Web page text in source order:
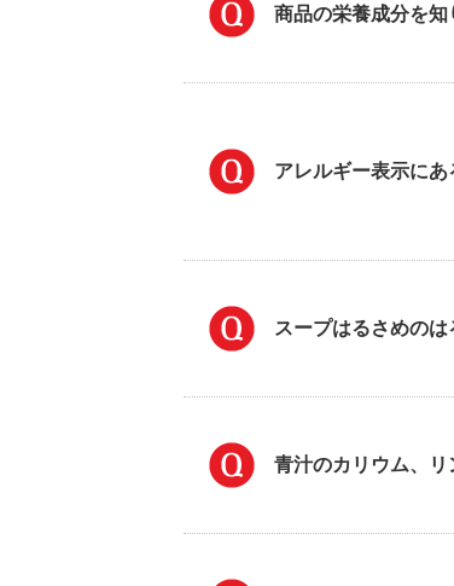
商品の栄養成分を知
アレルギー表示に
スープはるさめの
青汁のカリウム、リ